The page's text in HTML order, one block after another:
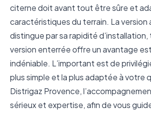
citerne doit avant tout être sûre et
caractéristiques du terrain. La version
distingue par sa rapidité d’installation,
version enterrée offre un avantage
indéniable. L’important est de
plus simple et la plus adaptée à votre
Distrigaz Provence,
sérieux et expertise, afin de vous